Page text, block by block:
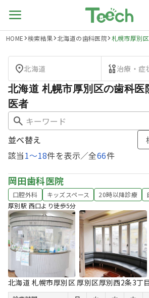
HOME 検索結果 北海道の歯科医院 札幌市厚別区
北海道 治療・症
北海道 札幌市厚別区の歯科医
医者
該当1〜18件を表示／全66件
並べ替え
岡田歯科医院
口腔外科 キッズスペース 20時以降診療
厚別駅 西口より徒歩5分
北海道 札幌市厚別区 厚別区厚別西2条3丁